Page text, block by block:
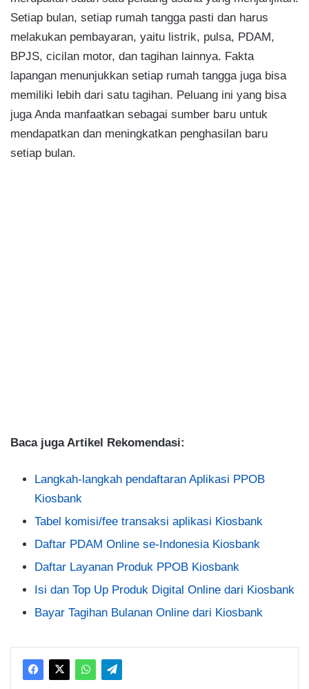
Setiap bulan, setiap rumah tangga pasti dan harus
melakukan pembayaran, yaitu listrik, pulsa, PDAM,
BPJS, cicilan motor, dan tagihan lainnya. Fakta
lapangan menunjukkan setiap rumah tangga juga bisa
memiliki lebih dari satu tagihan. Peluang ini yang bisa
juga Anda manfaatkan sebagai sumber baru untuk
mendapatkan dan meningkatkan penghasilan baru
setiap bulan.
Baca juga Artikel Rekomendasi:
Langkah-langkah pendaftaran Aplikasi PPOB
Kiosbank
Tabel komisi/fee transaksi aplikasi Kiosbank
Daftar PDAM Online se-Indonesia Kiosbank
Daftar Layanan Produk PPOB Kiosbank
Isi dan Top Up Produk Digital Online dari Kiosbank
Bayar Tagihan Bulanan Online dari Kiosbank